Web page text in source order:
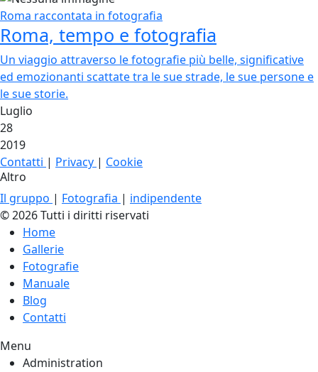
Roma raccontata in fotografia
Roma, tempo e fotografia
Un viaggio attraverso le fotografie più belle, significative
ed emozionanti scattate tra le sue strade, le sue persone e
le sue storie.
Luglio
28
2019
Contatti | Privacy | Cookie
Altro
Il gruppo | Fotografia | indipendente
© 2026 Tutti i diritti riservati
Home
Gallerie
Fotografie
Manuale
Blog
Contatti
Menu
Administration